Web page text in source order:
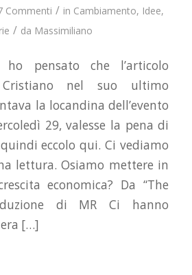
Commenti / in Cambiamento, Idee,
/ da Massimiliano
pensato che l’articolo
nel suo ultimo
la locandina dell’evento
29, valesse la pena di
eccolo qui. Ci vediamo
lettura. Osiamo mettere in
economica? Da “The
di MR Ci hanno
[…]